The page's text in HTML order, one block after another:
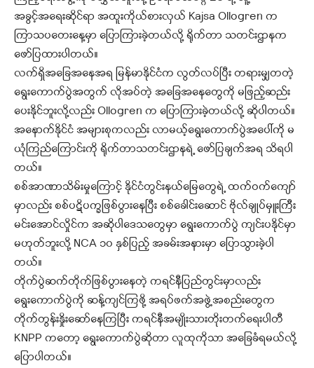
အခွင့်အရေးဆိုင်ရာ အထူးကိုယ်စားလှယ် Kajsa Ollogren က
ကြာသပတေးနေ့မှာ ပြောကြားခဲ့တယ်လို့ ရိုက်တာ သတင်းဌာနက
ဖော်ပြထားပါတယ်။
လက်ရှိအခြေအနေအရ မြန်မာနိုင်ငံက လွတ်လပ်ပြီး တရားမျှတတဲ့
ရွေးကောက်ပွဲအတွက် လိုအပ်တဲ့ အခြေအနေတွေကို မဖြည့်ဆည်း
ပေးနိုင်ဘူးလို့လည်း Ollogren က ပြောကြားခဲ့တယ်လို့ ဆိုပါတယ်။
အနောက်နိုင်ငံ အများစုကလည်း လာမယ့်ရွေးကောက်ပွဲအပေါ်ကို မ
ယုံကြည်ကြောင်းကို ရိုက်တာသတင်းဌာနရဲ့ ဖော်ပြချက်အရ သိရပါ
တယ်။
စစ်အာဏာသိမ်းမှုကြောင့် နိုင်ငံတွင်းနယ်မြေတွေရဲ့ ထက်ဝက်ကျော်
မှာလည်း စစ်ပဋိပက္ခဖြစ်ပွားနေပြီး စစ်ခေါင်းဆောင် ဗိုလ်ချုပ်မှူးကြီး
မင်းအောင်လှိုင်က အဆိုပါဒေသတွေမှာ ရွေးကောက်ပွဲ ကျင်းပနိုင်မှာ
မဟုတ်ဘူးလို့ NCA ၁၀ နှစ်ပြည့် အခမ်းအနားမှာ ပြောသွားခဲ့ပါ
တယ်။
တိုက်ပွဲဆက်တိုက်ဖြစ်ပွားနေတဲ့ ကရင်နီပြည်တွင်းမှာလည်း
ရွေးကောက်ပွဲကို ဆန့်ကျင်ကြဖို့ အရပ်ဖက်အဖွဲ့အစည်းတွေက
တိုက်တွန်းနှိုးဆော်နေကြပြီး ကရင်နီအမျိုးသားတိုးတက်ရေးပါတီ
KNPP ကတော့ ရွေးကောက်ပွဲဆိုတာ လူထုကိုသာ အခြေခံရမယ်လို့
ပြောပါတယ်။